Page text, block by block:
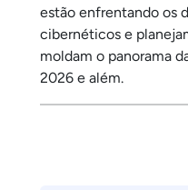
estão enfrentando os
cibernéticos e
moldam o panorama
2026 e além.